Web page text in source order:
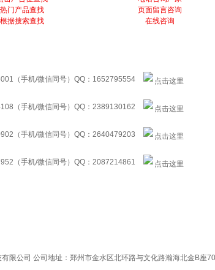
热门产品查找
根据搜索查找
页面留言咨询
在线咨询
（手机/微信同号）QQ：1652795554
（手机/微信同号）QQ：2389130162
（手机/微信同号）QQ：2640479203
（手机/微信同号）QQ：2087214861
限公司 公司地址：郑州市金水区北环路与文化路瀚海北金B座